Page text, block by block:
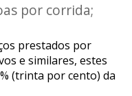
por corrida;
prestados por
e similares, estes
(trinta por cento) da